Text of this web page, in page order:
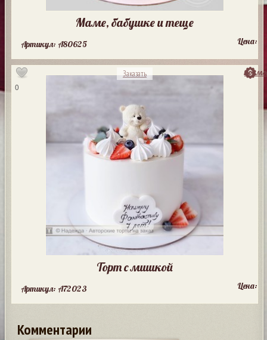
Маме, бабушке и теще
Артикул: A80625 Цена:
0
Заказать
Торт с мишкой
Артикул: A72023 Цена:
Комментарии